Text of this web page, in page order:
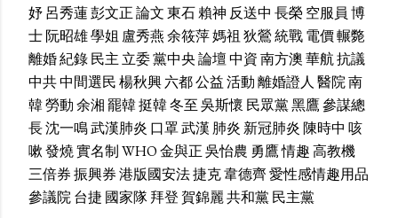
妤呂秀蓮彭文正論文東石賴神 反送中 長榮空服員 博
士阮昭雄學姐 盧秀燕余筱萍媽祖 狄鶯統戰電價輾斃
離婚紀錄民主 立委黨中央論壇中資南方澳華航抗議
中共中間選民楊秋興六都公益活動離婚證人 醫院南
韓勞動余湘罷韓挺韓冬至吳斯懷 民眾黨黑鷹參謀總
長沈一鳴武漢肺炎 口罩武漢 肺炎 新冠肺炎陳時中 咳
嗽發燒實名制WHO金與正吳怡農 勇鷹情趣高教機
三倍券振興券港版國安法捷克韋德齊愛性感情趣用品
參議院台捷 國家隊拜登賀錦麗共和黨民主黨